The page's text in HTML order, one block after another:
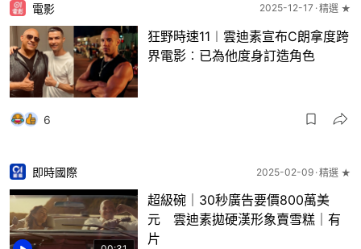
電影 2025-12-17 精選 ★
狂野時速11︱雲迪素宣布C朗拿度跨
界電影︰已為他度身訂造角色
6
即時國際 2025-02-09 精選 ★
超級碗｜30秒廣告要價800萬美
元 雲迪素拋硬漢形象賣雪糕｜有
片